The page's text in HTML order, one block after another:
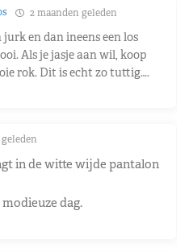
2 maanden geleden
jurk en dan ineens een los
Als je jasje aan wil, koop
rok. Dit is echt zo tuttig….
in de witte wijde pantalon
dag.